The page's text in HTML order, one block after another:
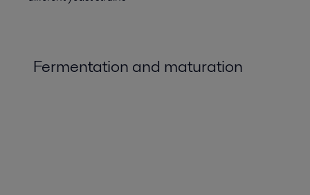
Fermentation and maturation